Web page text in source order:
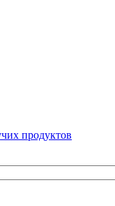
продуктов